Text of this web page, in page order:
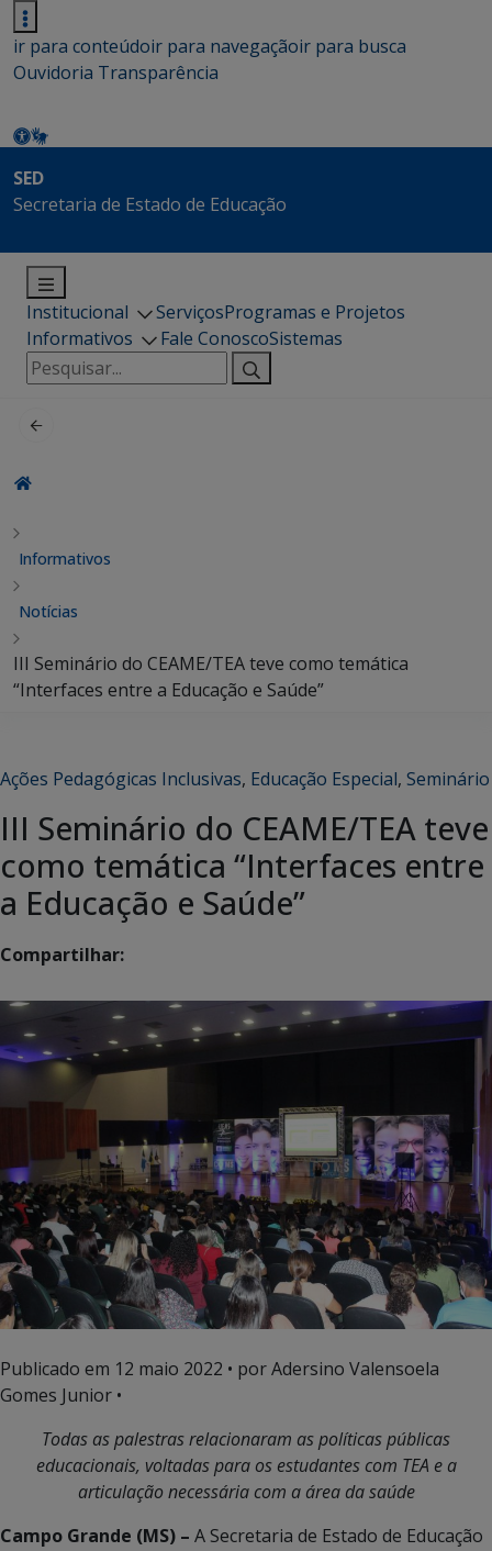
ir para conteúdoir para navegaçãoir para busca
Ouvidoria Transparência
SED
Secretaria de Estado de Educação
Institucional ServiçosProgramas e Projetos
Informativos
Fale ConoscoSistemas
Pesquisar
por:
Informativos
Notícias
III Seminário do CEAME/TEA teve como temática
“Interfaces entre a Educação e Saúde”
Ações Pedagógicas Inclusivas, Educação Especial, Seminário
III Seminário do CEAME/TEA teve
como temática “Interfaces entre
a Educação e Saúde”
Compartilhar:
Publicado em 12 maio 2022 • por Adersino Valensoela
Gomes Junior •
Todas as palestras relacionaram as políticas públicas
educacionais, voltadas para os estudantes com TEA e a
articulação necessária com a área da saúde
Campo Grande (MS) – A Secretaria de Estado de Educação